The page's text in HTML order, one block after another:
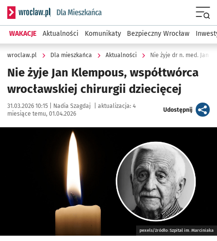
Serwis informacyjny wroclaw.pl podserwis: Dla mieszkańca
WAKACJE Aktualności Komunikaty Bezpieczny Wrocław
wroclaw.pl Dla mieszkańca Aktualności Nie żyje dr n. med. Jan
Nie żyje Jan Klempous, współtwórca
wrocławskiej chirurgii dziecięcej
Data publikacji:
31.03.2026 10:15 | Autor:
Nadia Szagdaj aktualizacja: 4
miesiące temu, 01.04.2026
Udostępnijartykuł
Kliknij, aby powiększyć
pexels/żródło: Szpital im. Marciniaka